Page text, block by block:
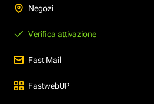
Negozi
Verifica attivazione
Fast Mail
FastwebUP